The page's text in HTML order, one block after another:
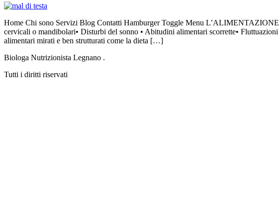
Home Chi sono Servizi Blog Contatti Hamburger Toggle Menu
cervicali o mandibolari• Disturbi del sonno • Abitudini alimentari scorrette•
alimentari mirati e ben strutturati come la dieta […]
Biologa Nutrizionista Legnano .
Tutti i diritti riservati